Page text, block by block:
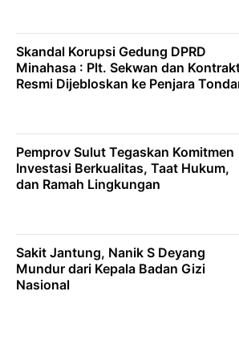
Skandal Korupsi Gedung DPRD
Minahasa : Plt. Sekwan dan
Resmi Dijebloskan ke Penjara
Pemprov Sulut Tegaskan Komitmen
Investasi Berkualitas, Taat Hukum,
dan Ramah Lingkungan
Sakit Jantung, Nanik S Deyang
Mundur dari Kepala Badan Gizi
Nasional